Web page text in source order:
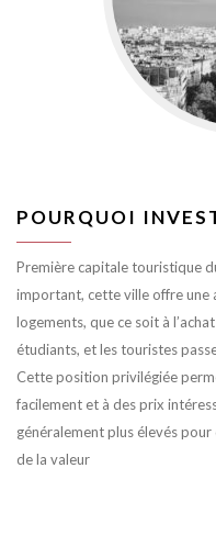
POURQUOI
Première capitale touristique
important, cette ville offre
logements, que ce soit à
étudiants, et les touristes
Cette position privilégiée
facilement et à des prix
généralement plus élevés
de la valeur